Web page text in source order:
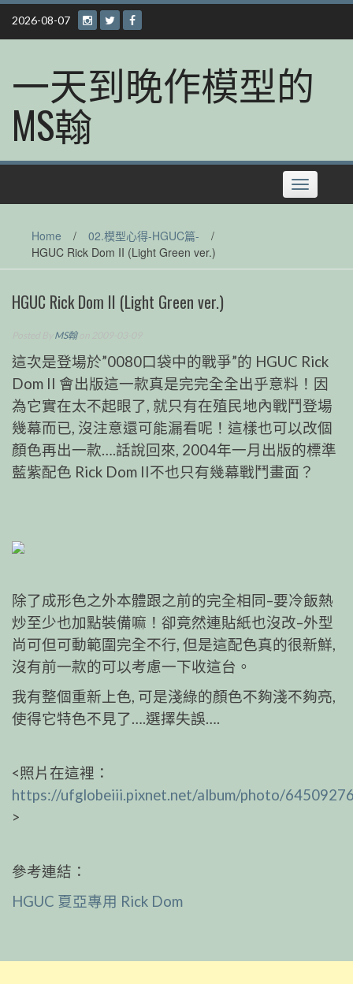
Skip
content
2026-08-07
一天到晚作模型的
MS翰
Toggle
navigation
Home / 02.模型心得-HGUC篇-
/
HGUC Rick Dom II (Light Green ver.)
HGUC Rick Dom II (Light Green ver.)
MS翰on 2009-03-09
這次是登場於”0080口袋中的戰爭”的 HGUC Rick
Dom II 會出版這一款真是完完全全出乎意料！因
為它實在太不起眼了, 就只有在殖民地內戰鬥登場
幾幕而已, 沒注意還可能漏看呢！這樣也可以改個
顏色再出一款….話說回來, 2004年一月出版的標準
藍紫配色 Rick Dom II不也只有幾幕戰鬥畫面？
除了成形色之外本體跟之前的完全相同–要冷飯熱
炒至少也加點裝備嘛！卻竟然連貼紙也沒改–外型
尚可但可動範圍完全不行, 但是這配色真的很新鮮,
沒有前一款的可以考慮一下收這台。
我有整個重新上色, 可是淺綠的顏色不夠淺不夠亮,
使得它特色不見了….選擇失誤….
<照片在這裡：
https://ufglobeiii.pixnet.net/album/photo/
>
參考連結：
HGUC 夏亞專用 Rick Dom